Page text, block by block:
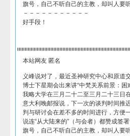
旗号，自己不听自己的主教，却叫人要
－－－－－－－－－－－
好手段！
本站网友 匿名
义峰说对了，最近圣神研究中心和原道
博士下星期会出来讲“中梵关系前景：
我略大学在三月二十二至三月二十三日
意大利晚邮报说，下一次的谈判时间推
判与研讨会在差不多的时间进行，方便
说连“从大陆来的”（与会者）都赞成签
旗号，自己不听自己的主教，却叫人要